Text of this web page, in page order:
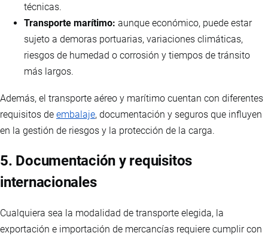
técnicas.
Transporte marítimo: aunque económico, puede estar
sujeto a demoras portuarias, variaciones climáticas,
riesgos de humedad o corrosión y tiempos de tránsito
más largos.
Además, el transporte aéreo y marítimo cuentan con diferentes
requisitos de embalaje, documentación y seguros que influyen
en la gestión de riesgos y la protección de la carga.
5. Documentación y requisitos
internacionales
Cualquiera sea la modalidad de transporte elegida, la
exportación e importación de mercancías requiere cumplir con